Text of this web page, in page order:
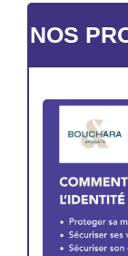
NOS